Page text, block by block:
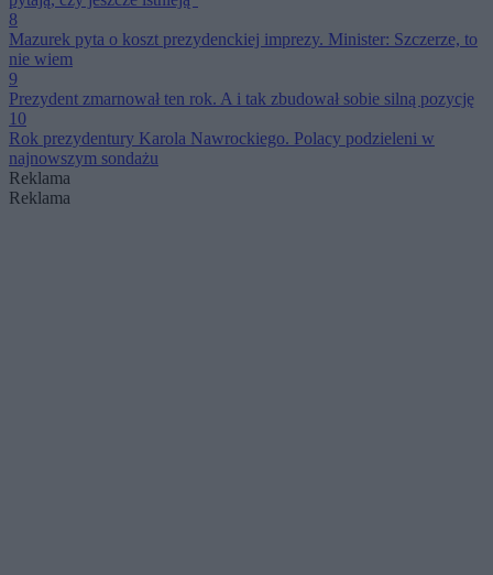
8
Mazurek pyta o koszt prezydenckiej imprezy. Minister: Szczerze, to
nie wiem
9
Prezydent zmarnował ten rok. A i tak zbudował sobie silną pozycję
10
Rok prezydentury Karola Nawrockiego. Polacy podzieleni w
najnowszym sondażu
Reklama
Reklama